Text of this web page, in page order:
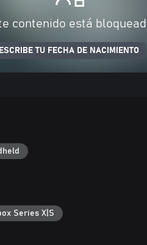
contenido está
ESCRIBE TU FECHA DE NACIMIENTO
Series X|S